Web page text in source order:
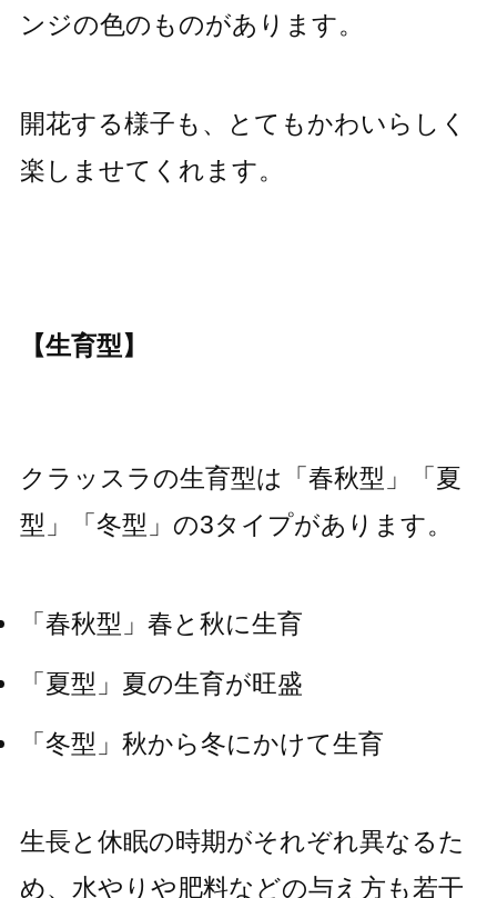
ンジの色のものがあります。
開花する様子も、とてもかわいらしく
楽しませてくれます。
【生育型】
クラッスラの生育型は「春秋型」「夏
型」「冬型」の3タイプがあります。
「春秋型」春と秋に生育
「夏型」夏の生育が旺盛
「冬型」秋から冬にかけて生育
生長と休眠の時期がそれぞれ異なるた
め、水やりや肥料などの与え方も若干